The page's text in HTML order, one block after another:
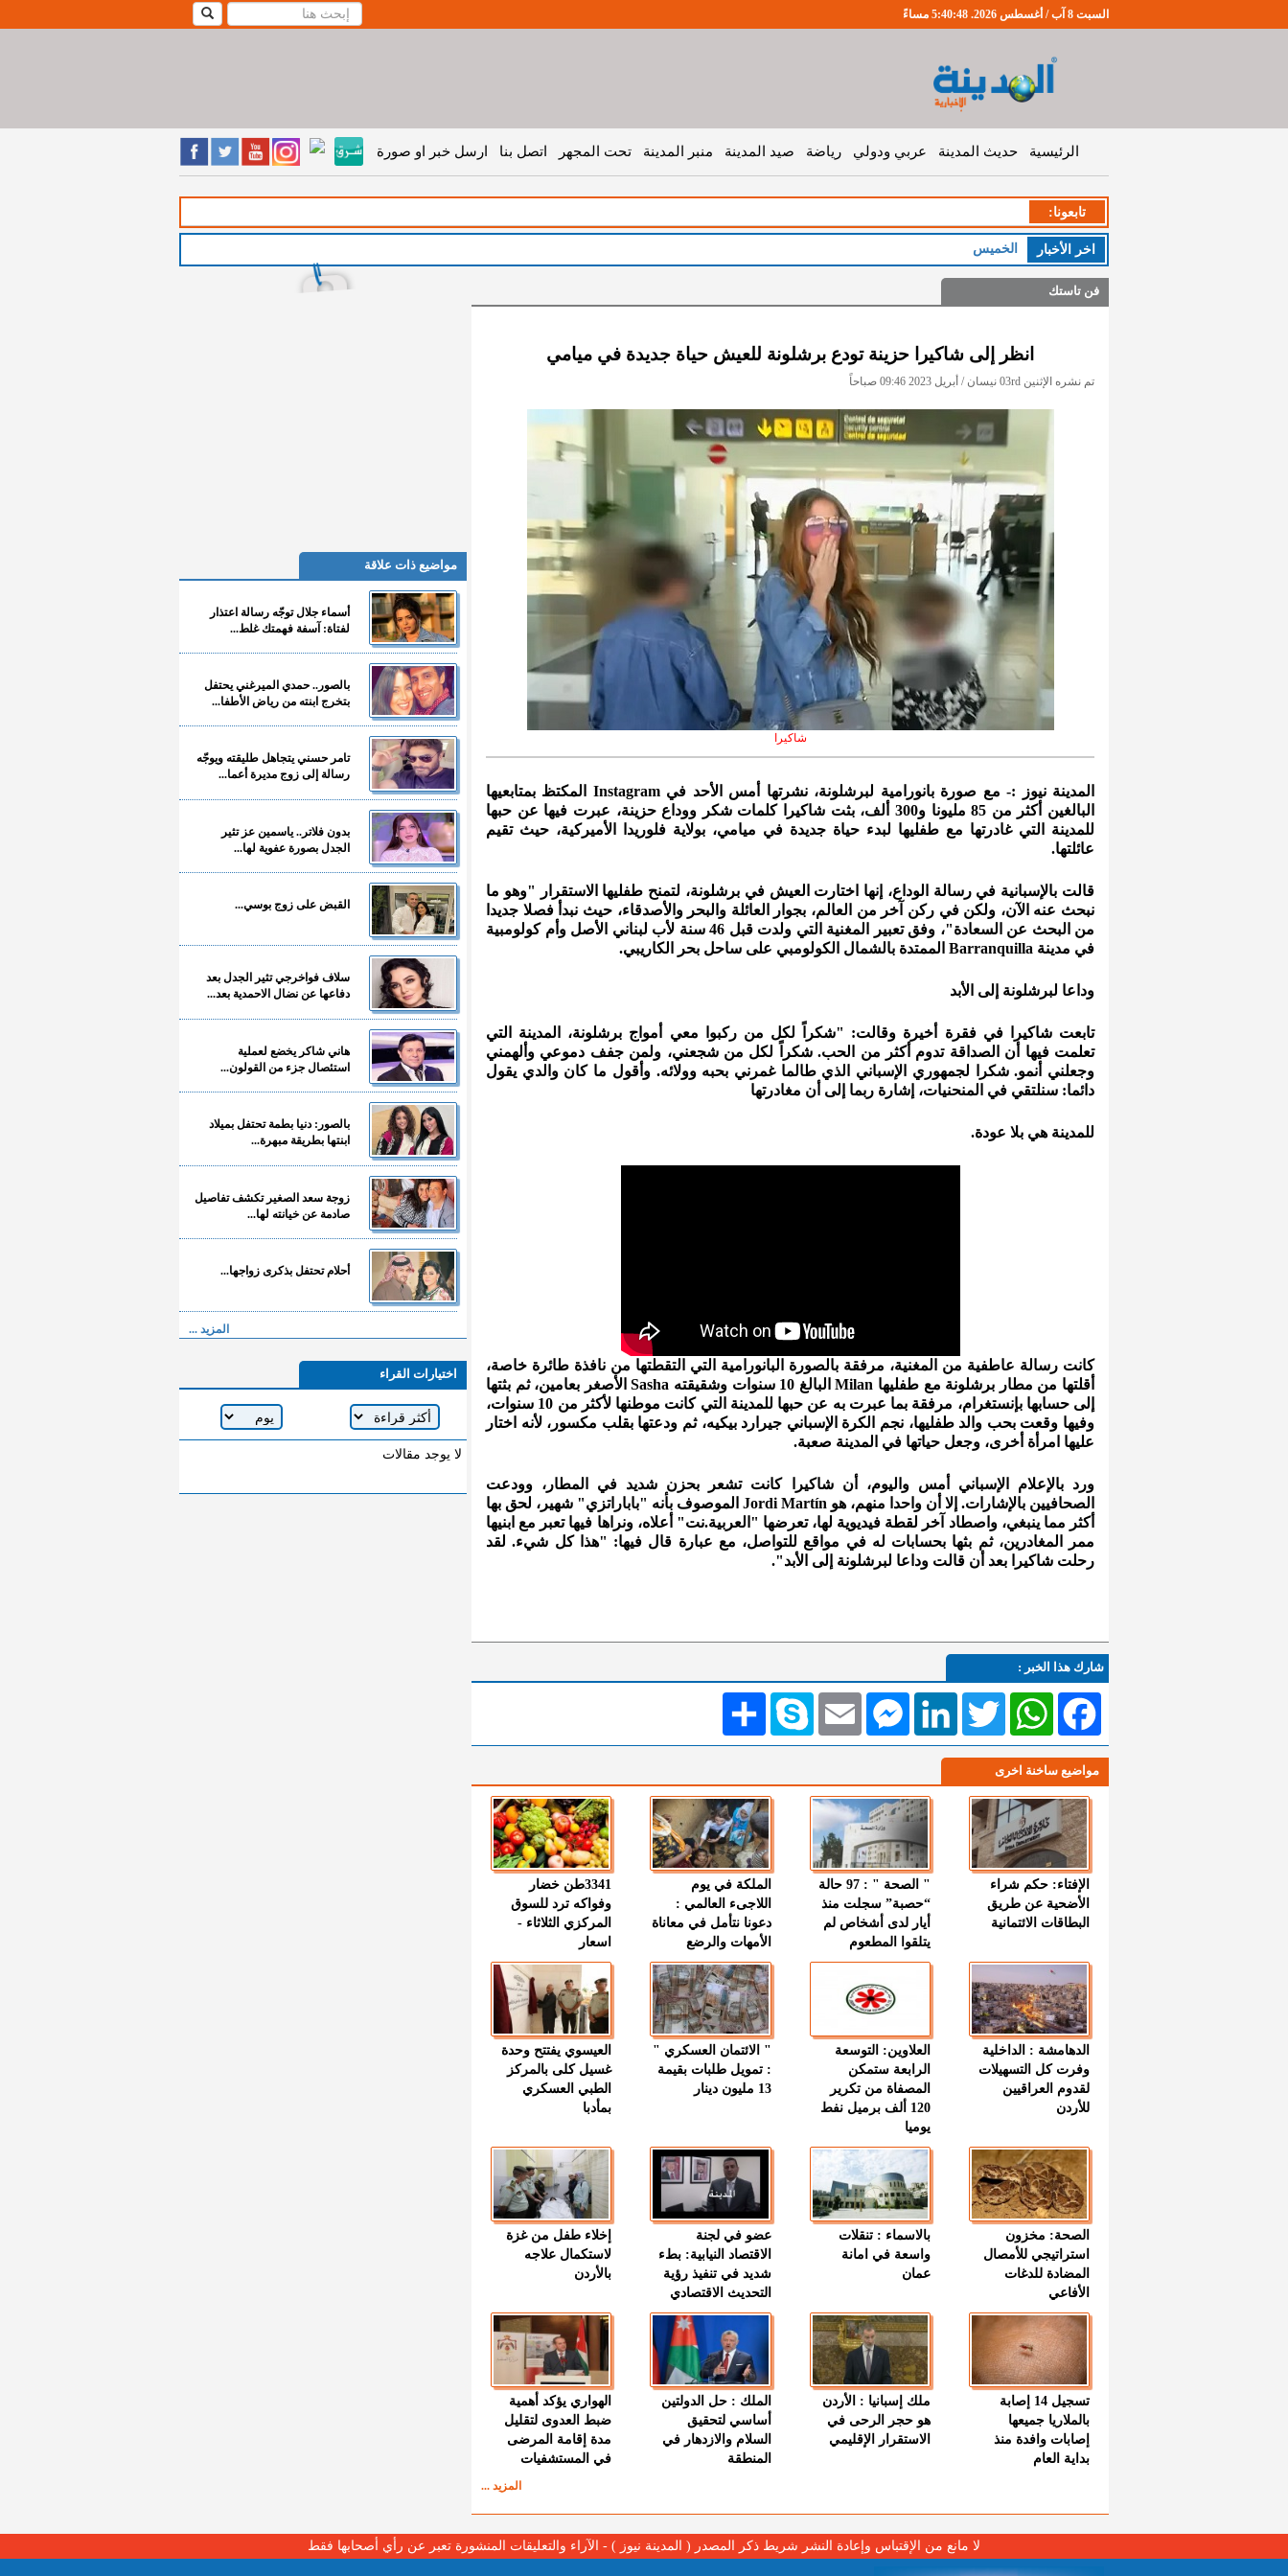
السبت 8 آب / أغسطس 2026. 5:40:49 مساءً
الرئيسية حديث المدينة عربي ودولي رياضة صيد المدينة منبر المدينة تحت المجهر اتصل بنا ارسل خبر او صورة
تابعونا:
اخر اﻷخبار الخميس : طقس ص
فن تاستك
انظر إلى شاكيرا حزينة تودع برشلونة للعيش حياة جديدة في ميامي
تم نشره الإثنين 03rd نيسان / أبريل 2023 09:46 صباحاً
شاكيرا
المدينة نيوز :- مع صورة بانورامية لبرشلونة، نشرتها أمس الأحد في Instagram المكتظ بمتابعيها
البالغين أكثر من 85 مليونا و300 ألف، بثت شاكيرا كلمات شكر ووداع حزينة، عبرت فيها عن حبها
للمدينة التي غادرتها مع طفليها لبدء حياة جديدة في ميامي، بولاية فلوريدا الأميركية، حيث تقيم
عائلتها.
قالت بالإسبانية في رسالة الوداع، إنها اختارت العيش في برشلونة، لتمنح طفليها الاستقرار "وهو ما
نبحث عنه الآن، ولكن في ركن آخر من العالم، بجوار العائلة والبحر والأصدقاء، حيث نبدأ فصلا جديدا
من البحث عن السعادة"، وفق تعبير المغنية التي ولدت قبل 46 سنة لأب لبناني الأصل وأم كولومبية
في مدينة Barranquilla الممتدة بالشمال الكولومبي على ساحل بحر الكاريبي.
وداعا لبرشلونة إلى الأبد
تابعت شاكيرا في فقرة أخيرة وقالت: "شكراً لكل من ركبوا معي أمواج برشلونة، المدينة التي
تعلمت فيها أن الصداقة تدوم أكثر من الحب. شكراً لكل من شجعني، ولمن جفف دموعي وألهمني
وجعلني أنمو. شكرا لجمهوري الإسباني الذي طالما غمرني بحبه وولائه. وأقول ما كان والدي يقول
دائما: سنلتقي في المنحنيات، إشارة ربما إلى أن مغادرتها
للمدينة هي بلا عودة.
كانت رسالة عاطفية من المغنية، مرفقة بالصورة البانورامية التي التقطتها من نافذة طائرة خاصة،
أقلتها من مطار برشلونة مع طفليها Milan البالغ 10 سنوات وشقيقته Sasha الأصغر بعامين، ثم بثتها
إلى حسابها بإنستغرام، مرفقة بما عبرت به عن حبها للمدينة التي كانت موطنها لأكثر من 10 سنوات،
وفيها وقعت بحب والد طفليها، نجم الكرة الإسباني جيرارد بيكيه، ثم ودعتها بقلب مكسور، لأنه اختار
عليها امرأة أخرى، وجعل حياتها في المدينة صعبة.
ورد بالإعلام الإسباني أمس واليوم، أن شاكيرا كانت تشعر بحزن شديد في المطار، وودعت
الصحافيين بالإشارات. إلا أن واحدا منهم، هو Jordi Martín الموصوف بأنه "باباراتزي" شهير، لحق بها
أكثر مما ينبغي، واصطاد آخر لقطة فيديوية لها، تعرضها "العربية.نت" أعلاه، ونراها فيها تعبر مع ابنيها
ممر المغادرين، ثم بثها بحسابات له في مواقع للتواصل، مع عبارة قال فيها: "هذا كل شيء. لقد
رحلت شاكيرا بعد أن قالت وداعا لبرشلونة إلى الأبد".
شارك هذا الخبر :
انشر Skype EmailMessengerLinkedIn TwitterWhatsAppFacebook
مواضيع ساخنة اخرى
الإفتاء: حكم شراء
الأضحية عن طريق
البطاقات الائتمانية
" الصحة " : 97 حالة
“حصبة” سجلت منذ
أيار لدى أشخاص لم
يتلقوا المطعوم
الملكة في يوم
اللاجىء العالمي :
دعونا نتأمل في معاناة
الأمهات والرضع
3341طن خضار
وفواكه ترد للسوق
المركزي الثلاثاء -
اسعار
الدهامشة : الداخلية
وفرت كل التسهيلات
لقدوم العراقيين
للأردن
العلاوين: التوسعة
الرابعة ستمكن
المصفاة من تكرير
120 ألف برميل نفط
يوميا
" الائتمان العسكري "
: تمويل طلبات بقيمة
13 مليون دينار
العيسوي يفتتح وحدة
غسيل كلى بالمركز
الطبي العسكري
بمأدبا
الصحة: مخزون
استراتيجي للأمصال
المضادة للدغات
الأفاعي
بالاسماء : تنقلات
واسعة في امانة
عمان
عضو في لجنة
الاقتصاد النيابية: بطء
شديد في تنفيذ رؤية
التحديث الاقتصادي
إخلاء طفل من غزة
لاستكمال علاجه
بالأردن
تسجيل 14 إصابة
بالملاريا جميعها
إصابات وافدة منذ
بداية العام
ملك إسبانيا : الأردن
هو حجر الرحى في
الاستقرار الإقليمي
الملك : حل الدولتين
أساسي لتحقيق
السلام والازدهار في
المنطقة
الهواري يؤكد أهمية
ضبط العدوى لتقليل
مدة إقامة المرضى
في المستشفيات
المزيد ...
مواضيع ذات علاقة
أسماء جلال توجّه رسالة اعتذار
لفتاة: آسفة فهمتك غلط...
بالصور.. حمدي الميرغني يحتفل
بتخرج ابنته من رياض الأطفا...
تامر حسني يتجاهل طليقته ويوجّه
رسالة إلى زوج مديرة أعما...
بدون فلاتر.. ياسمين عز تثير
الجدل بصورة عفوية لها...
القبض على زوج بوسي...
سلاف فواخرجي تثير الجدل بعد
دفاعها عن نضال الاحمدية بعد...
هاني شاكر يخضع لعملية
استئصال جزء من القولون...
بالصور: دنيا بطمة تحتفل بميلاد
ابنتها بطريقة مبهرة...
زوجة سعد الصغير تكشف تفاصيل
صادمة عن خيانته لها...
أحلام تحتفل بذكرى زواجها...
المزيد ...
اختيارات القراء
لا يوجد مقالات
لا مانع من الإقتباس وإعادة النشر شريط ذكر المصدر ( المدينة نيوز ) - الآراء والتعليقات المنشورة تعبر عن رأي أصحابها فقط